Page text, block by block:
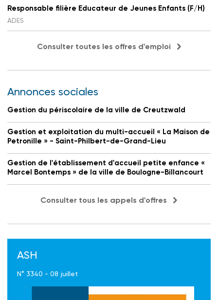
Responsable filière Educateur de Jeunes Enfants (F/H)
ADES
Consulter toutes les offres d'emploi
Annonces sociales
Gestion du périscolaire de la ville de Creutzwald
Gestion et exploitation du multi-accueil « La Maison de
Petronille » - Saint-Philbert-de-Grand-Lieu
Gestion de l'établissement d'accueil petite enfance «
Marcel Bontemps » de la ville de Boulogne-Billancourt
Consulter tous les appels d'offres
ASH
N° 3340 - 08 juillet